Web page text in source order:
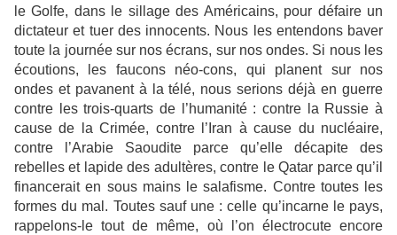
le Golfe, dans le sillage des Américains, pour défaire un
dictateur et tuer des innocents. Nous les entendons baver
toute la journée sur nos écrans, sur nos ondes. Si nous les
écoutions, les faucons néo-cons, qui planent sur nos
ondes et pavanent à la télé, nous serions déjà en guerre
contre les trois-quarts de l’humanité : contre la Russie à
cause de la Crimée, contre l’Iran à cause du nucléaire,
contre l’Arabie Saoudite parce qu’elle décapite des
rebelles et lapide des adultères, contre le Qatar parce qu’il
financerait en sous mains le salafisme. Contre toutes les
formes du mal. Toutes sauf une : celle qu’incarne le pays,
rappelons-le tout de même, où l’on électrocute encore